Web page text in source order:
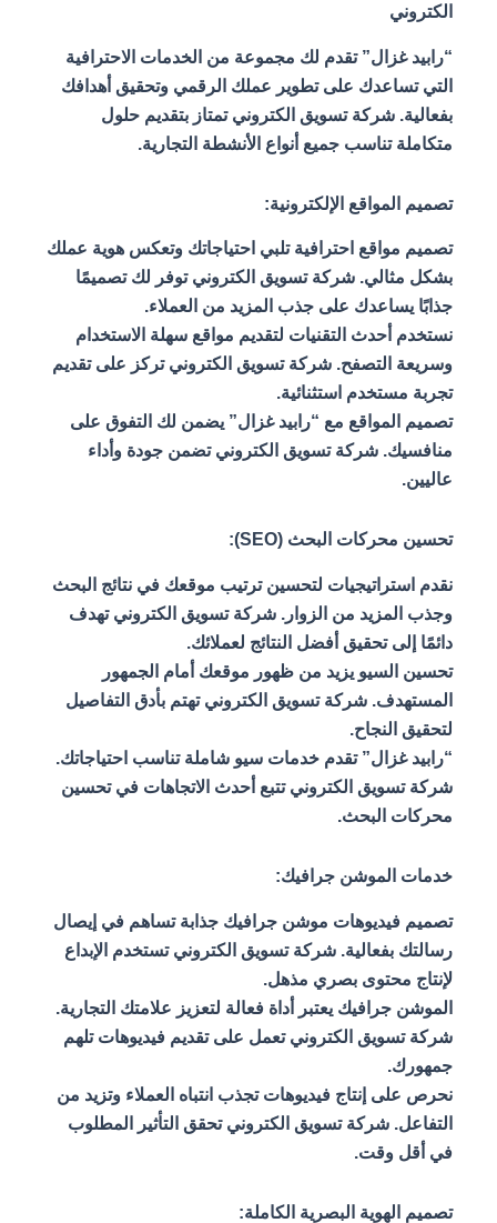
الكتروني
“رابيد غزال” تقدم لك مجموعة من الخدمات الاحترافية
التي تساعدك على تطوير عملك الرقمي وتحقيق أهدافك
بفعالية. شركة تسويق الكتروني تمتاز بتقديم حلول
متكاملة تناسب جميع أنواع الأنشطة التجارية.
تصميم المواقع الإلكترونية:
تصميم مواقع احترافية تلبي احتياجاتك وتعكس هوية عملك
بشكل مثالي. شركة تسويق الكتروني توفر لك تصميمًا
جذابًا يساعدك على جذب المزيد من العملاء.
نستخدم أحدث التقنيات لتقديم مواقع سهلة الاستخدام
وسريعة التصفح. شركة تسويق الكتروني تركز على تقديم
تجربة مستخدم استثنائية.
تصميم المواقع مع “رابيد غزال” يضمن لك التفوق على
منافسيك. شركة تسويق الكتروني تضمن جودة وأداء
عاليين.
تحسين محركات البحث (SEO):
نقدم استراتيجيات لتحسين ترتيب موقعك في نتائج البحث
وجذب المزيد من الزوار. شركة تسويق الكتروني تهدف
دائمًا إلى تحقيق أفضل النتائج لعملائك.
تحسين السيو يزيد من ظهور موقعك أمام الجمهور
المستهدف. شركة تسويق الكتروني تهتم بأدق التفاصيل
لتحقيق النجاح.
“رابيد غزال” تقدم خدمات سيو شاملة تناسب احتياجاتك.
شركة تسويق الكتروني تتبع أحدث الاتجاهات في تحسين
محركات البحث.
خدمات الموشن جرافيك:
تصميم فيديوهات موشن جرافيك جذابة تساهم في إيصال
رسالتك بفعالية. شركة تسويق الكتروني تستخدم الإبداع
لإنتاج محتوى بصري مذهل.
الموشن جرافيك يعتبر أداة فعالة لتعزيز علامتك التجارية.
شركة تسويق الكتروني تعمل على تقديم فيديوهات تلهم
جمهورك.
نحرص على إنتاج فيديوهات تجذب انتباه العملاء وتزيد من
التفاعل. شركة تسويق الكتروني تحقق التأثير المطلوب
في أقل وقت.
تصميم الهوية البصرية الكاملة: